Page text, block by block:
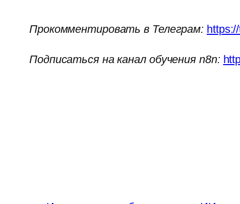
Прокомментировать в Телеграм:
Подписаться на канал обучения n8n: